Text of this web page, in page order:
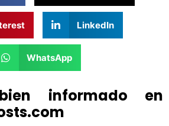
LinkedIn
WhatsApp
informado en